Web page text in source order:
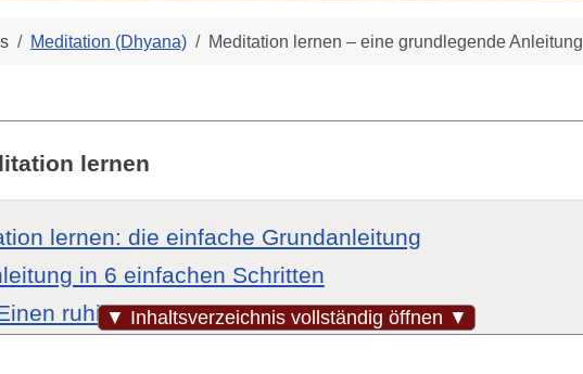
Meditation (Dhyana) Meditation lernen – eine grundlegende Anleitung
▼ Inhaltsverzeichnis vollständig öffnen ▼
lernen
lernen: die einfache Grundanleitung
in 6 einfachen Schritten
ruhigen Rahmen schaffen